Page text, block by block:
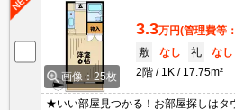
画像：25枚
3.3万円(管理費等
敷
なし 礼
なし
2階
1K 17.75m²
★いい部屋見つかる！お部屋探しはタ